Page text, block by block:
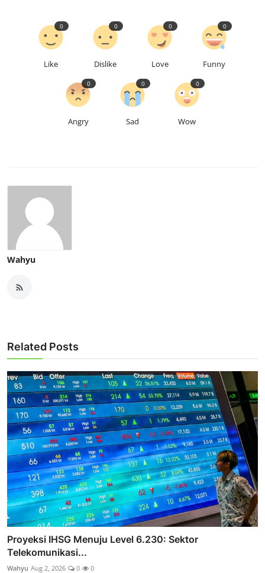
Like
0
Dislike
0
Love
0
Funny
0
Angry
0
Sad
0
Wow
0
Wahyu
Related Posts
Proyeksi IHSG Menuju Level 6.230: Sektor
Telekomunikasi...
Wahyu Aug 2, 2026 0 0